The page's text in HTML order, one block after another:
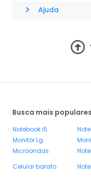
> Ajuda
Busca mais populares
Notebook i5
Monitor Lg
Microondas
Celular barato